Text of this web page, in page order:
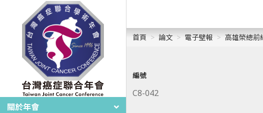
關於年會
首頁 論文 電子壁報 高雄榮總前
編號
C8-042